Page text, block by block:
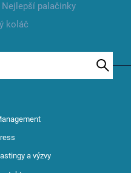
Nejlepší palačinky
koláč
a výzvy